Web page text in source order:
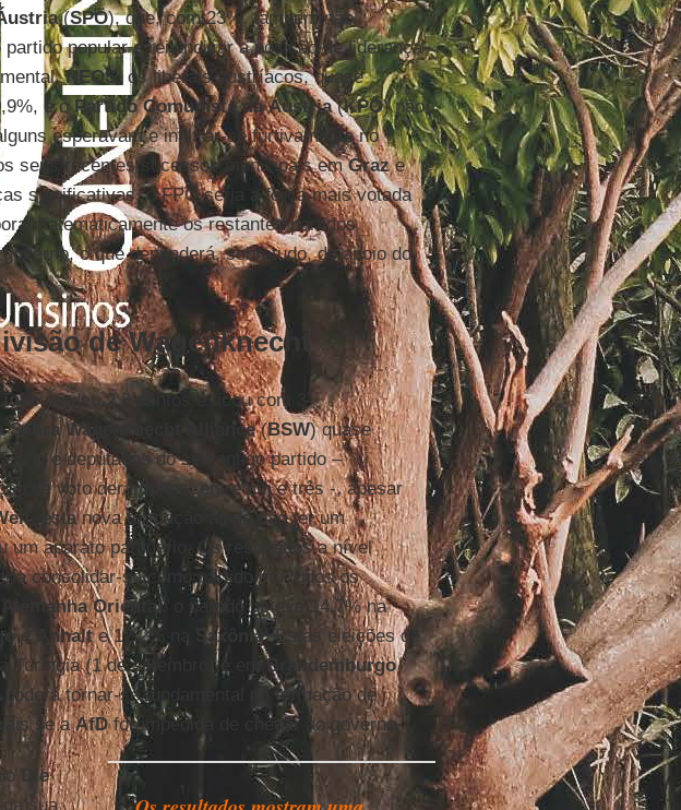
(SPÖ), que, com 23%, também não
popular e reivindicar a posição de liderança
NEOS, os liberais austríacos, quase
e oPartido Comunista da Áustria(KPÖ) não
esperavam e infiltrar-se furtivamente no
seus recentes sucessos municipais emGraze
significativas, o FPÖ seria a força mais votada
matematicamente os restantes partidos
o que dependerá, sobretudo, do apoio do
de Wagenknecht
perdeu 2,8 pontos e ficou com 3
Sahra Wagenknecht Alliance(BSW) quase
e deputados do seu antigo partido –
de voto deram-lhes. entre um e três -, apesar
, esta nova formação ainda não ter um
um aparato partidário. Os resultados a nível
consolidar-se como partido em todos os
Alemanha Oriental: o partido obteve 14,7% na
e Anhalte 12,2% na Saxônia. Estas eleições de
Turíngia (1 de setembro) e emBrandemburgo
tornar-se fundamental na formação de
se aAfDfor impedida de chegar ao governo.
Die
sua